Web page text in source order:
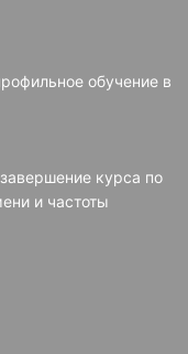
обучение в
курса по
и частоты